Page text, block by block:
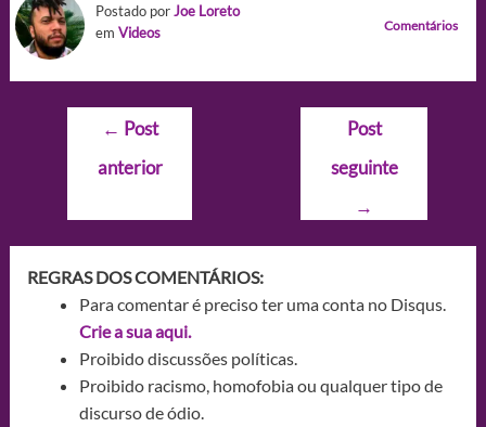
Postado porJoe Loreto
em Videos Comentários
Navegação
Post
← Post
anterior
Post
seguinte
→
REGRAS DOS COMENTÁRIOS:
Para comentar é preciso ter uma conta no Disqus.
Crie a sua aqui.
Proibido discussões políticas.
Proibido racismo, homofobia ou qualquer tipo de
discurso de ódio.